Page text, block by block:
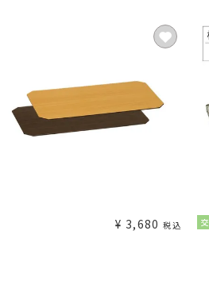
¥ 3,680 税込